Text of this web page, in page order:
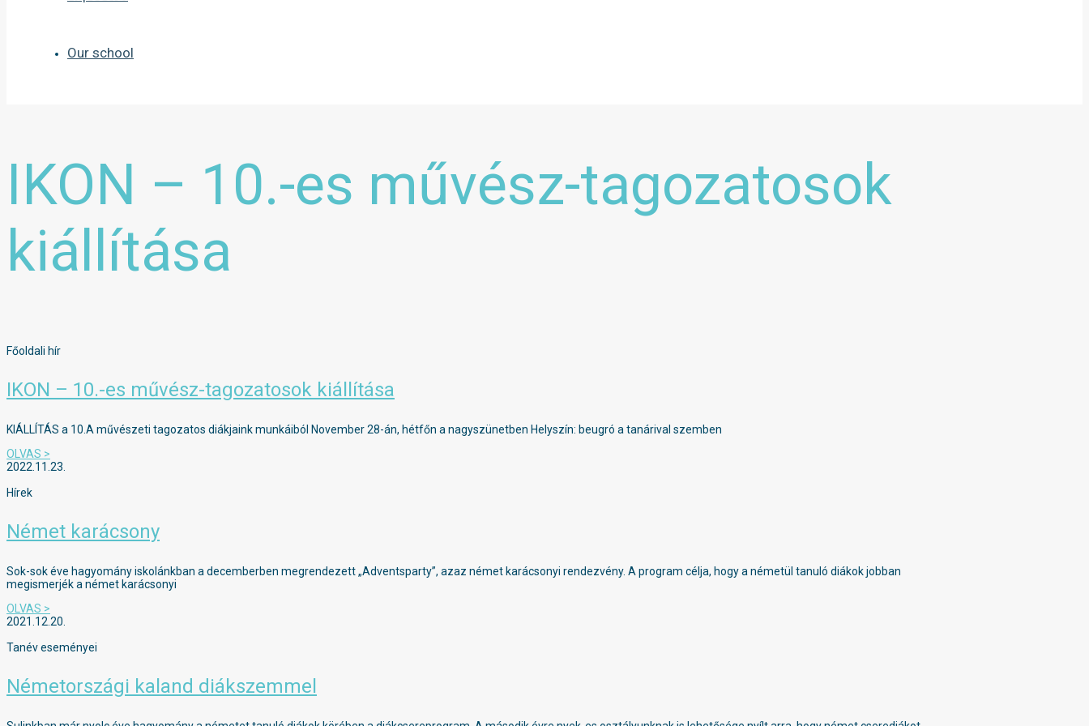
Our school
IKON – 10.-es művész-tagozatosok
kiállítása
Főoldali hír
IKON – 10.-es művész-tagozatosok kiállítása
KIÁLLÍTÁS a 10.A művészeti tagozatos diákjaink munkáiból November 28-án, hétfőn a nagyszünetben Helyszín: beugró a tanárival szemben
OLVAS >
2022.11.23.
Hírek
Német karácsony
Sok-sok éve hagyomány iskolánkban a decemberben megrendezett „Adventsparty”, azaz német karácsonyi rendezvény. A program célja, hogy a németül tanuló diákok jobban
megismerjék a német karácsonyi
OLVAS >
2021.12.20.
Tanév eseményei
Németországi kaland diákszemmel